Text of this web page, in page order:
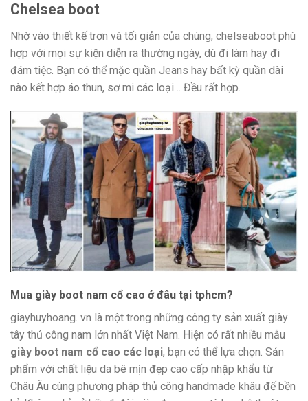
Chelsea boot
Nhờ vào thiết kế trơn và tối giản của chúng, chelseaboot phù
hợp với mọi sự kiện diễn ra thường ngày, dù đi làm hay đi
đám tiệc. Bạn có thể mặc quần Jeans hay bất kỳ quần dài
nào kết hợp áo thun, sơ mi các loại… Đều rất hợp.
Mua giày boot nam cổ cao ở đâu tại tphcm?
giayhuyhoang. vn là một trong những công ty sản xuất giày
tây thủ công nam lớn nhất Việt Nam. Hiện có rất nhiều mẫu
giày boot nam cổ cao các loại, bạn có thể lựa chọn. Sản
phẩm với chất liệu da bê mịn đẹp cao cấp nhập khẩu từ
Châu Âu cùng phương pháp thủ công handmade khâu đế bền